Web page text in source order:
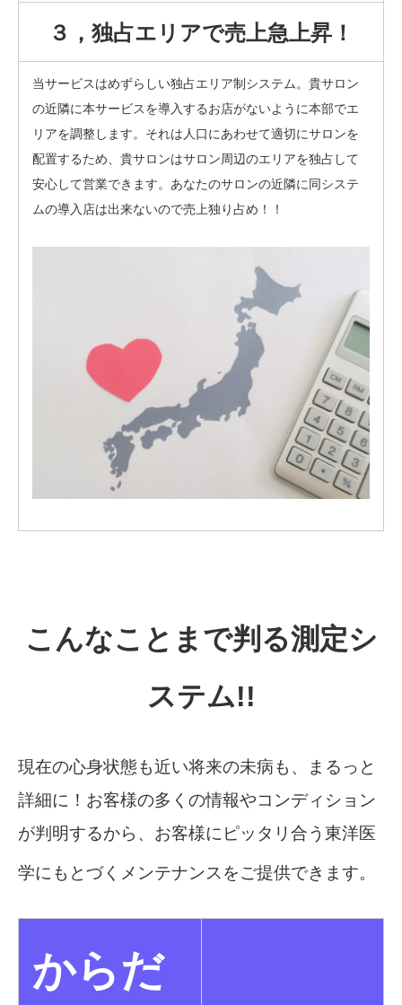
３，独占エリアで売上急上昇！
当サービスはめずらしい独占エリア制システム。貴サロン
の近隣に本サービスを導入するお店がないように本部でエ
リアを調整します。それは人口にあわせて適切にサロンを
配置するため、貴サロンはサロン周辺のエリアを独占して
安心して営業できます。あなたのサロンの近隣に同システ
ムの導入店は出来ないので売上独り占め！！
こんなことまで判る測定シ
ステム!!
現在の心身状態も近い将来の未病も、まるっと
詳細に！お客様の多くの情報やコンディション
が判明するから、お客様にピッタリ合う東洋医
学にもとづくメンテナンスをご提供できます。
からだ